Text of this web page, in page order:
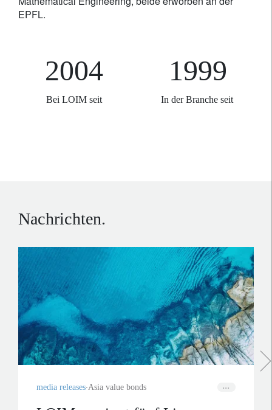
EPFL.
2004
Bei LOIM seit
1999
In der Branche seit
Nachrichten.
media releases Asia value bonds